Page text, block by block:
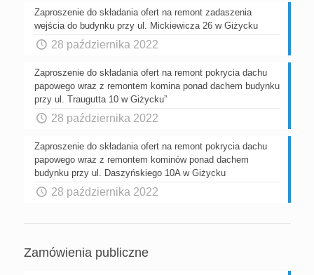
Zaproszenie do składania ofert na remont zadaszenia
wejścia do budynku przy ul. Mickiewicza 26 w Giżycku
28 października 2022
Zaproszenie do składania ofert na remont pokrycia dachu
papowego wraz z remontem komina ponad dachem budynku
przy ul. Traugutta 10 w Giżycku”
28 października 2022
Zaproszenie do składania ofert na remont pokrycia dachu
papowego wraz z remontem kominów ponad dachem
budynku przy ul. Daszyńskiego 10A w Giżycku
28 października 2022
Zamówienia publiczne